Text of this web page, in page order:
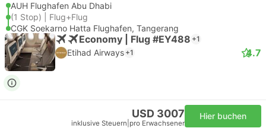
AUH Flughafen Abu Dhabi
(1 Stop) | Flug+Flug
CGK Soekarno Hatta Flughafen, Tangerang
Economy | Flug #EY488 +1
Etihad Airways +1 4.7
USD 3007
inklusive Steuern pro Erwachsener
Hier buchen